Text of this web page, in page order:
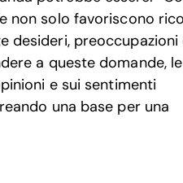
non solo favoriscono
desideri, preoccupazioni
a queste domande, le
e sui sentimenti
una base per una